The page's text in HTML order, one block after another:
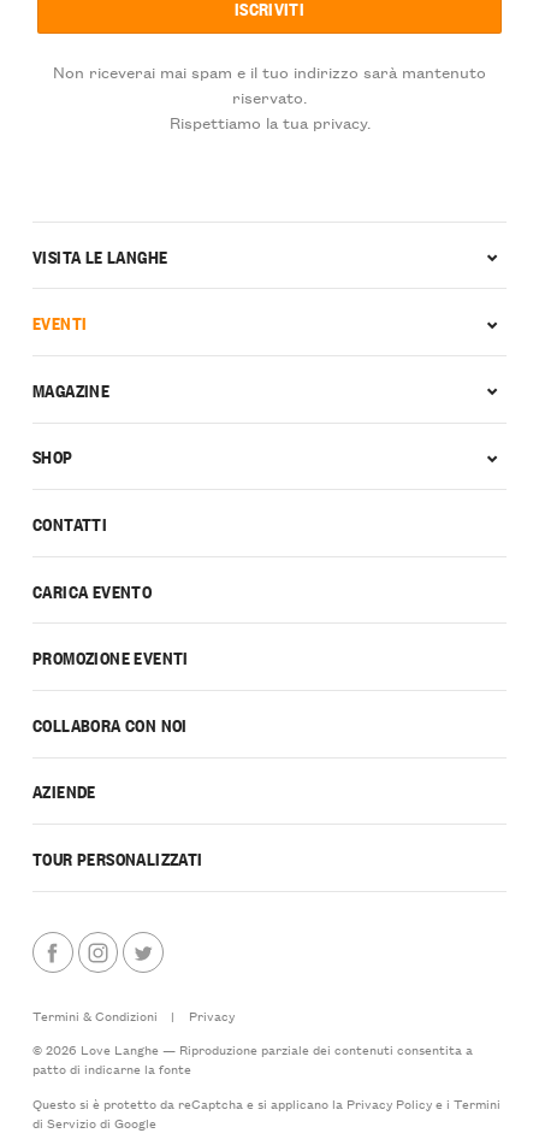
Non riceverai mai spam e il tuo indirizzo sarà mantenuto
riservato.
Rispettiamo la tua privacy.
CONTATTI
CARICA EVENTO
PROMOZIONE EVENTI
COLLABORA CON NOI
AZIENDE
TOUR PERSONALIZZATI
VISITA LE LANGHE
EVENTI
MAGAZINE
SHOP
Termini & Condizioni |
Privacy
© 2026 Love Langhe — Riproduzione parziale dei contenuti consentita a
patto di indicarne la fonte
Questo si è protetto da reCaptcha e si applicano la Privacy Policye i Termini
di Serviziodi Google